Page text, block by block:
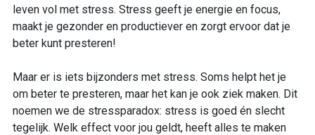
leven vol met stress. Stress geeft je energie en focus,
maakt je gezonder en productiever en zorgt ervoor dat je
beter kunt presteren!
Maar er is iets bijzonders met stress. Soms helpt het je
om beter te presteren, maar het kan je ook ziek maken. Dit
noemen we de stressparadox: stress is goed én slecht
tegelijk. Welk effect voor jou geldt, heeft alles te maken